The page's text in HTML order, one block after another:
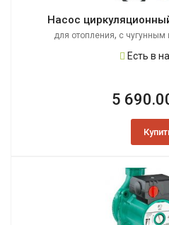
Насос
для отопления, с чугунным
Есть в
5